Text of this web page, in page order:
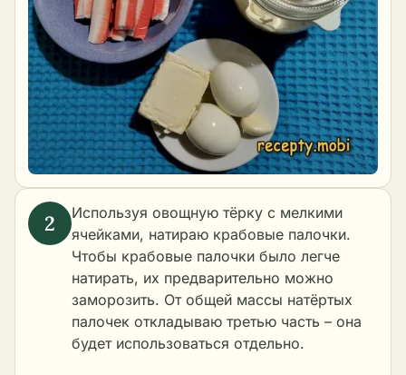
Используя овощную тёрку с мелкими
ячейками, натираю крабовые палочки.
Чтобы крабовые палочки было легче
натирать, их предварительно можно
заморозить. От общей массы натёртых
палочек откладываю третью часть – она
будет использоваться отдельно.